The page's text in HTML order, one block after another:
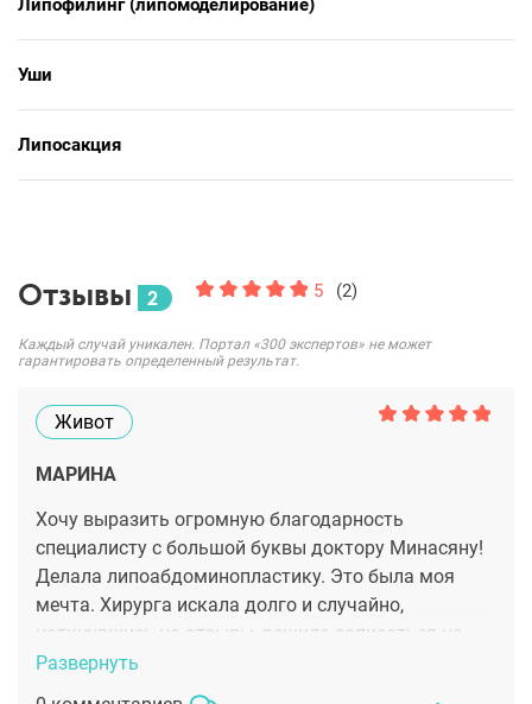
Липофилинг (липомоделирование)
Уши
Липосакция
Отзывы 2 5 (2)
Каждый случай уникален. Портал «300 экспертов» не может
гарантировать определенный результат.
Живот
МАРИНА
Хочу выразить огромную благодарность
специалисту с большой буквы доктору Минасяну!
Делала липоабдоминопластику. Это была моя
мечта. Хирурга искала долго и случайно,
наткнувшись на отзывы, решила записаться на
консультацию. После консультации не было ни
капли сомнений, что хочу делать операцию у этого
Развернуть